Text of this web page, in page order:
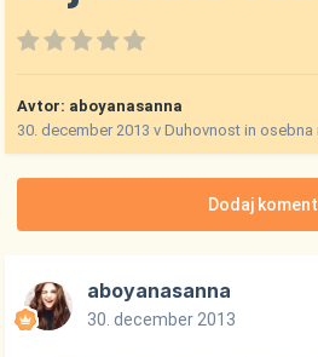
Avtor: aboyanasanna
30. december 2013 vDuhovnost in osebna
Dodaj
aboyanasanna
30. december 2013